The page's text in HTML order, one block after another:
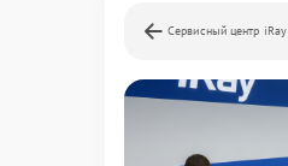
Сервисный центр iRay